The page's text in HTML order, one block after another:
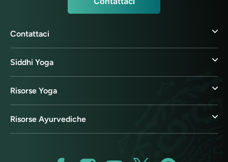
Contattaci
Siddhi Yoga
Risorse Yoga
Risorse Ayurvediche